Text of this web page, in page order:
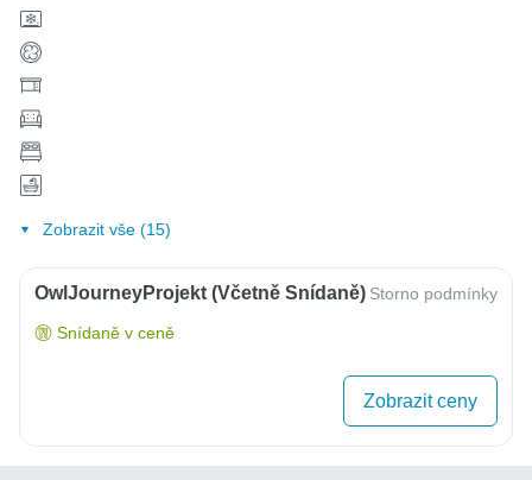
Zobrazit vše (15)
OwlJourneyProjekt (včetně Snídaně) Storno podmínky
Snídaně v ceně
Zobrazit ceny